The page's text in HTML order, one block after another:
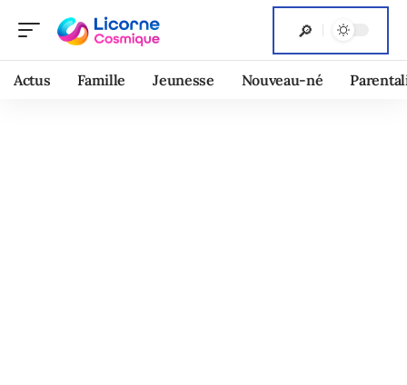
Actus Famille Jeunesse Nouveau-né